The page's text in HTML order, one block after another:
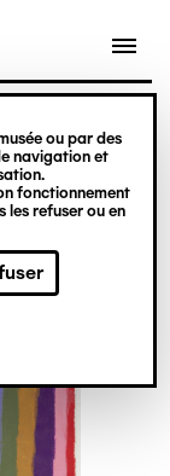
ou par des
navigation et
fonctionnement
les refuser ou en